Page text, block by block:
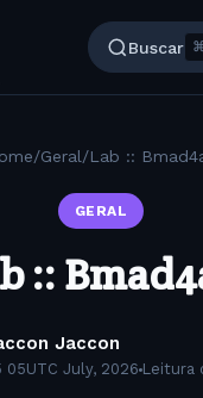
Buscar
/Geral/Lab ::
GERAL
::
Jaccon
05UTC July, 2026 Leitura